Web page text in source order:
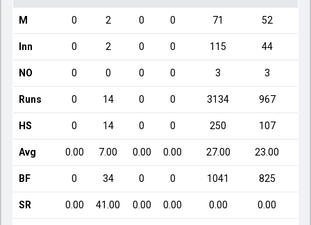
M 0 2 0 0 71 52
Inn 0 2 0 0 115 44
NO 0 0 0 0 3 3
Runs 0 14 0 0 3134 967
HS 0 14 0 0 250 107
Avg 0.00 7.00 0.00 0.00 27.00 23.00
BF 0 34 0 0 1041 825
SR 0.00 41.00 0.00 0.00 0.00 0.00